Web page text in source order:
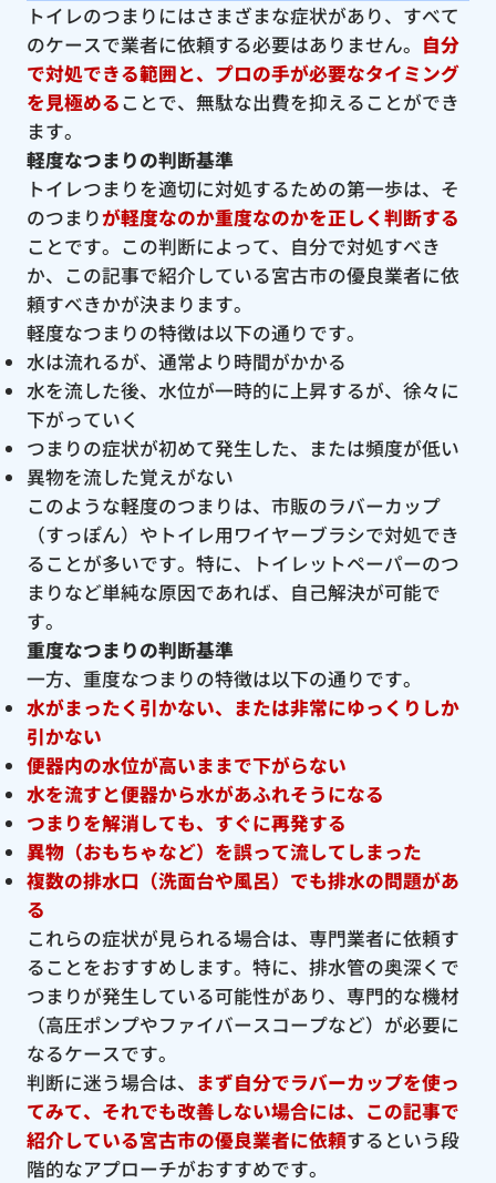
トイレのつまりにはさまざまな症状があり、すべて
のケースで業者に依頼する必要はありません。 自分
で対処できる範囲と、プロの手が必要なタイミング
を見極めることで、無駄な出費を抑えることができ
ます。
軽度なつまりの判断基準
トイレつまりを適切に対処するための第一歩は、そ
のつまりが軽度なのか重度なのかを正しく判断する
ことです。この判断によって、自分で対処すべき
か、この記事で紹介している宮古市の優良業者に依
頼すべきかが決まります。
軽度なつまりの特徴は以下の通りです。
水は流れるが、通常より時間がかかる
水を流した後、水位が一時的に上昇するが、徐々に
下がっていく
つまりの症状が初めて発生した、または頻度が低い
異物を流した覚えがない
このような軽度のつまりは、市販のラバーカップ
（すっぽん）やトイレ用ワイヤーブラシで対処でき
ることが多いです。特に、トイレットペーパーのつ
まりなど単純な原因であれば、自己解決が可能で
す。
重度なつまりの判断基準
一方、重度なつまりの特徴は以下の通りです。
水がまったく引かない、または非常にゆっくりしか
引かない
便器内の水位が高いままで下がらない
水を流すと便器から水があふれそうになる
つまりを解消しても、すぐに再発する
異物（おもちゃなど）を誤って流してしまった
複数の排水口（洗面台や風呂）でも排水の問題があ
る
これらの症状が見られる場合は、専門業者に依頼す
ることをおすすめします。特に、排水管の奥深くで
つまりが発生している可能性があり、専門的な機材
（高圧ポンプやファイバースコープなど）が必要に
なるケースです。
判断に迷う場合は、 まず自分でラバーカップを使っ
てみて、それでも改善しない場合には、この記事で
紹介している宮古市の優良業者に依頼するという段
階的なアプローチがおすすめです。